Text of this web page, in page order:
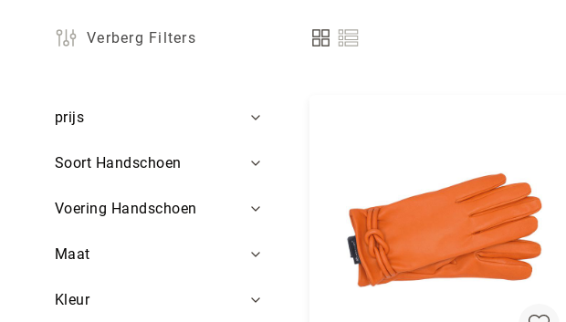
Tonen
prijs
Soort Handschoen
Voering Handschoen
Maat
Kleur
Verberg Filters